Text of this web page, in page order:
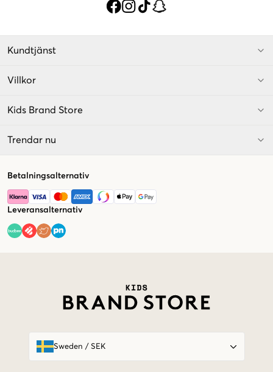
Kundtjänst
Villkor
Kids Brand Store
Trendar nu
Betalningsalternativ
Leveransalternativ
Sweden / SEK